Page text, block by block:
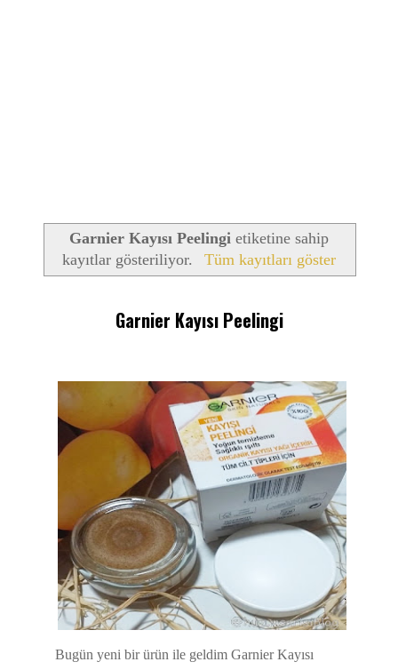
Garnier Kayısı Peelingi etiketine sahip
kayıtlar gösteriliyor.
Tüm kayıtları göster
Garnier Kayısı Peelingi
Bugün yeni bir ürün ile geldim Garnier Kayısı